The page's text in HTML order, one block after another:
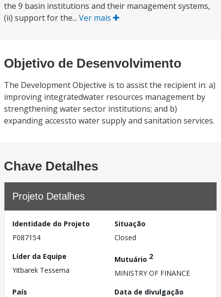
the 9 basin institutions and their management systems,
(ii) support for the... Ver mais
Objetivo de Desenvolvimento
The Development Objective is to assist the recipient in: a)
improving integratedwater resources management by
strengthening water sector institutions; and b)
expanding accessto water supply and sanitation services.
Chave Detalhes
Projeto Detalhes
Identidade do Projeto
P087154
Situação
Closed
Líder da Equipe
Yitbarek Tessema
Mutuário 2
MINISTRY OF FINANCE
País
Data de divulgação